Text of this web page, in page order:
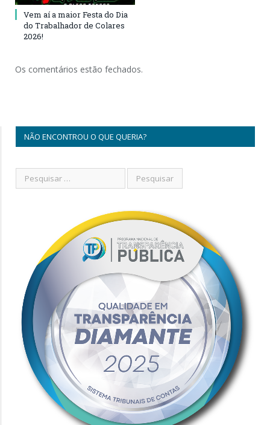
Vem aí a maior Festa do Dia
do Trabalhador de Colares
2026!
Os comentários estão fechados.
NÃO ENCONTROU O QUE QUERIA?